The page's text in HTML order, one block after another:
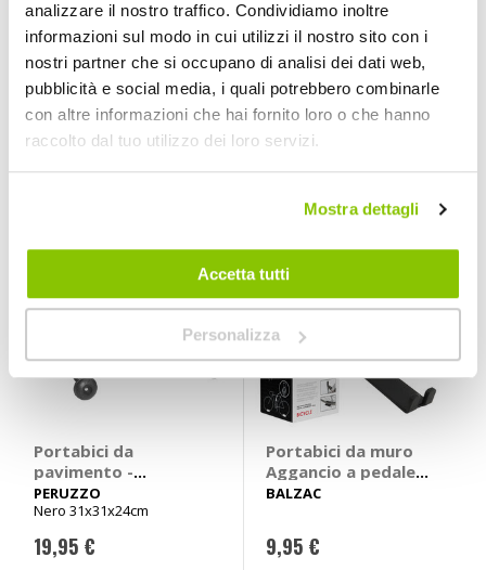
analizzare il nostro traffico. Condividiamo inoltre
informazioni sul modo in cui utilizzi il nostro sito con i
nostri partner che si occupano di analisi dei dati web,
pubblicità e social media, i quali potrebbero combinarle
con altre informazioni che hai fornito loro o che hanno
raccolto dal tuo utilizzo dei loro servizi.
Mostra dettagli
Accetta tutti
Personalizza
Portabici da muro
Marte - PERUZZO
PERUZZO
Max load 45kg
24,95 €
CONSEGNA IN
Portabici da muro
Roda - PERUZZO
PERUZZO
Grigio
5,95 €
Portabici da
pavimento -
PERUZZO
PERUZZO
Nero 31x31x24cm
19,95 €
Prezzo speciale
Portabici da muro
Aggancio a pedale -
BALZAC
BALZAC
9,95 €